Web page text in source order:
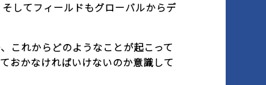
してフィールドもグローバルからデ
これからどのようなことが起こって
おかなければいけないのか意識して